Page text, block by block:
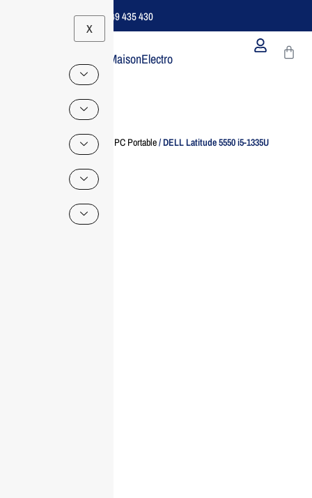
Support B2B Dédié | 06 49 435 430
X
MaisonElectro
/Ordinateur PC Portable/ DELL Latitude 5550 i5-1335U